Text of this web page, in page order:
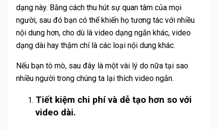
dạng này. Bằng cách thu hút sự quan tâm của mọi
người, sau đó bạn có thể khiến họ tương tác với nhiều
nội dung hơn, cho dù là video dạng ngắn khác, video
dạng dài hay thậm chí là các loại nội dung khác.
Nếu bạn tò mò, sau đây là một vài lý do nữa tại sao
nhiều người trong chúng ta lại thích video ngắn.
Tiết kiệm chi phí và dễ tạo hơn so với
video dài.